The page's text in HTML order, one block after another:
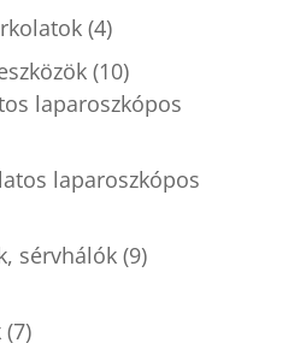
(4)
(10)
laparoszkópos
laparoszkópos
sérvhálók (9)
(7)